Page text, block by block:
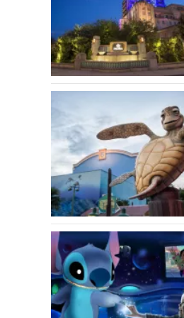
aufregenden Fahrt mit
Attraktionen für die
Ratatouille:The
durch eine gigantische
- und Sie - von
Toy Soldiers
Sie sich an, befolgen
voller Aussichtstürme